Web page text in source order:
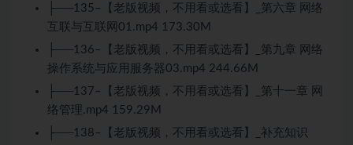
├──135–【老版视频，不用看或选看】_第六章 网络
互联与互联网01.mp4 173.30M
├──136–【老版视频，不用看或选看】_第九章 网络
操作系统与应用服务器03.mp4 244.66M
├──137–【老版视频，不用看或选看】_第十一章 网
络管理.mp4 159.29M
├──138–【老版视频，不用看或选看】_补充知识